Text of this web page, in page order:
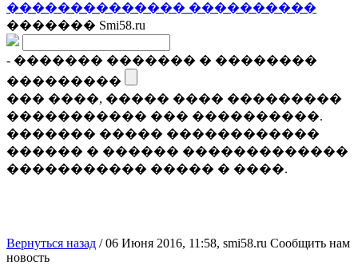
�������������� ����������
������� Smi58.ru
- ������� ������� � ��������
���������
��� ����, ����� ���� ���������
����������� ��� ����������.
������� ����� ������������
������ � ������ �������������
����������� ����� � ����.
Вернуться назад /06 Июня 2016, 11:58, smi58.ru Сообщить нам
новость